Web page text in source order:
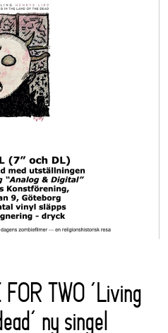
TWO ‘Living
ny singel